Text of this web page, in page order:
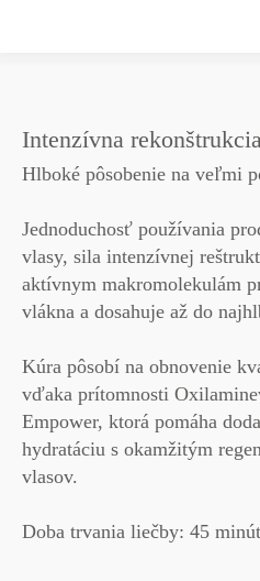
Intenzívna
Hlboké pôsobenie na veľmi
Jednoduchosť používania
vlasy, sila intenzívnej
aktívnym makromolekulám
vlákna a dosahuje až do
Kúra pôsobí na obnovenie
vďaka prítomnosti
Empower, ktorá pomáha
hydratáciu s okamžitým
vlasov.
Doba trvania liečby: 45